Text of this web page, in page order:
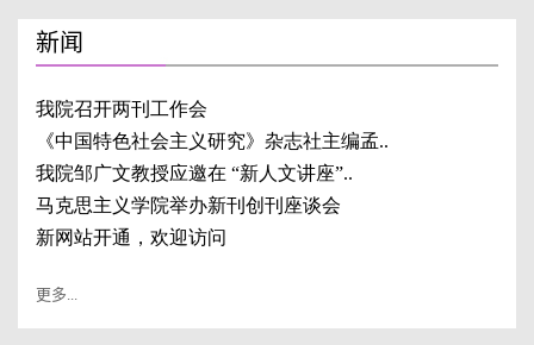
新闻
更多...